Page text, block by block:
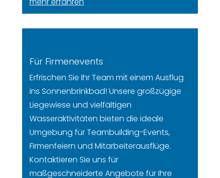
Für Firmenevents
Erfrischen Sie Ihr Team mit einem Ausflug
ins Sonnenbrinkbad! Unsere großzügige
Liegewiese und vielfältigen
Wasseraktivitäten bieten die ideale
Umgebung für Teambuilding-Events,
Firmenfeiern und Mitarbeiterausflüge.
Kontaktieren Sie uns für
maßgeschneiderte Angebote für Ihre